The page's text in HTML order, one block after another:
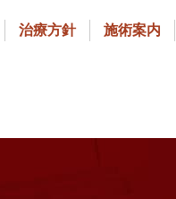
治療方針 施術案内